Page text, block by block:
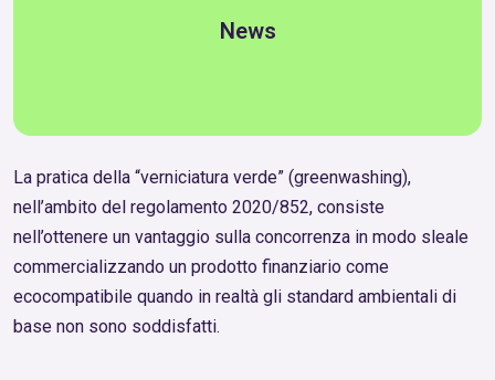
News
La pratica della “verniciatura verde” (greenwashing),
nell’ambito del regolamento 2020/852, consiste
nell’ottenere un vantaggio sulla concorrenza in modo sleale
commercializzando un prodotto finanziario come
ecocompatibile quando in realtà gli standard ambientali di
base non sono soddisfatti.